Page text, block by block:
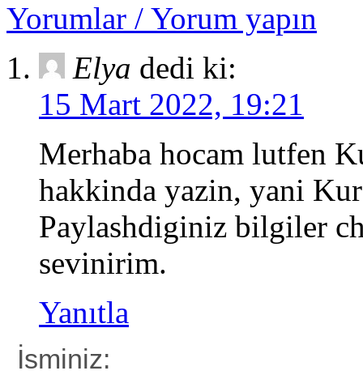
Yorumlar / Yorum yapın
Elya dedi ki:
15 Mart 2022, 19:21
Merhaba hocam lutfen
hakkinda yazin, yani
Paylashdiginiz bilgiler
sevinirim.
Yanıtla
İsminiz: